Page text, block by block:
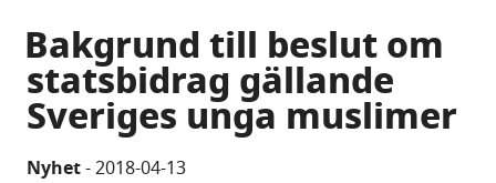
Bakgrund till beslut om
statsbidrag gällande
Sveriges unga muslimer
Nyhet-2018-04-13